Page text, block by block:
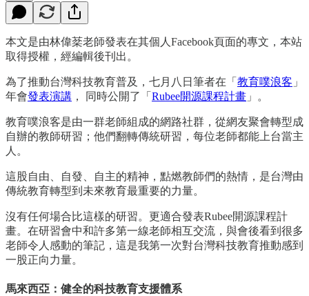
本文是由林偉棻老師發表在其個人Facebook頁面的專文，本站
取得授權，經編輯後刊出。
為了推動台灣科技教育普及，七月八日筆者在「 教育噗浪客 」
年會發表演講 ， 同時公開了「 Rubee開源課程計畫 」。
教育噗浪客是由一群老師組成的網路社群，從網友聚會轉型成
自辦的教師研習；他們翻轉傳統研習，每位老師都能上台當主
人。
這股自由、自發、自主的精神，點燃教師們的熱情，是台灣由
傳統教育轉型到未來教育最重要的力量。
沒有任何場合比這樣的研習。更適合發表Rubee開源課程計
畫。在研習會中和許多第一線老師相互交流，與會後看到很多
老師令人感動的筆記，這是我第一次對台灣科技教育推動感到
一股正向力量。
馬來西亞：健全的科技教育支援體系